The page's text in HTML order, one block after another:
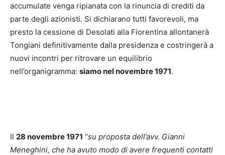
accumulate venga ripianata con la rinuncia di crediti da
parte degli azionisti. Si dichiarano tutti favorevoli, ma
presto la cessione di Desolati alla Fiorentina allontanerà
Tongiani definitivamente dalla presidenza e costringerà a
nuovi incontri per ritrovare un equilibrio
nell’organigramma: siamo nel novembre 1971.
Il 28 novembre 1971 “su proposta dell’avv. Gianni
Meneghini, che ha avuto modo di avere frequenti contatti